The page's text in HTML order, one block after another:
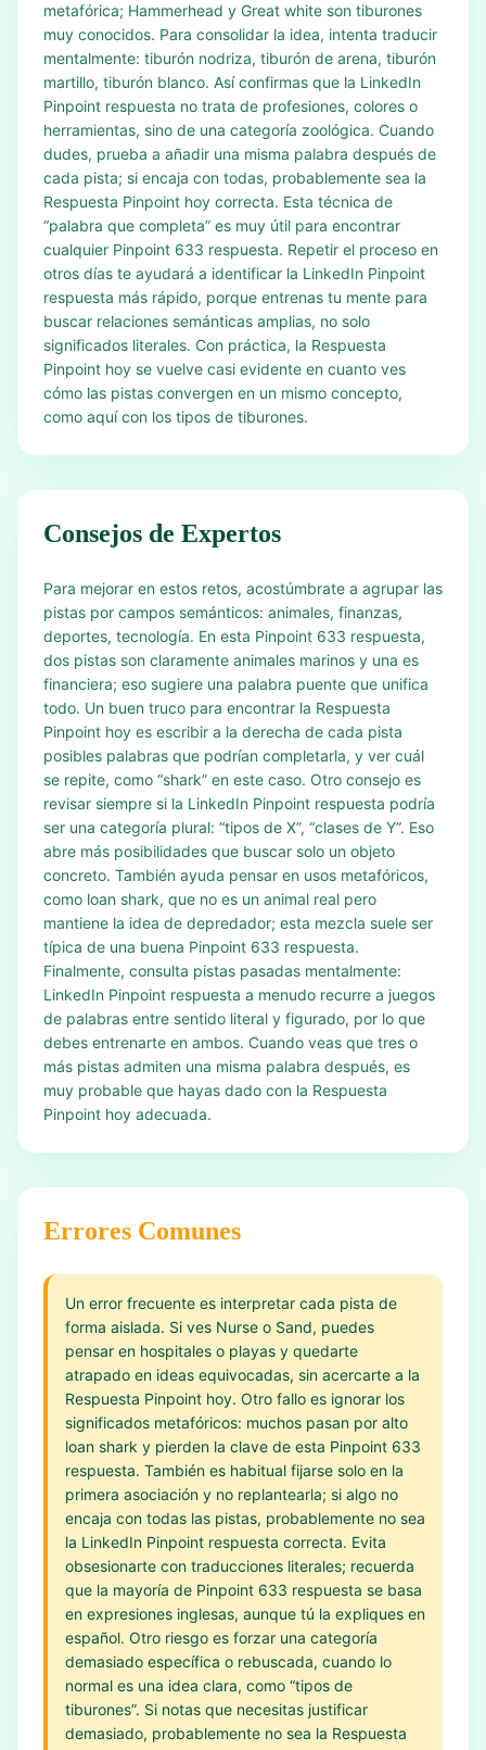
metafórica; Hammerhead y Great white son tiburones
muy conocidos. Para consolidar la idea, intenta traducir
mentalmente: tiburón nodriza, tiburón de arena, tiburón
martillo, tiburón blanco. Así confirmas que la LinkedIn
Pinpoint respuesta no trata de profesiones, colores o
herramientas, sino de una categoría zoológica. Cuando
dudes, prueba a añadir una misma palabra después de
cada pista; si encaja con todas, probablemente sea la
Respuesta Pinpoint hoy correcta. Esta técnica de
“palabra que completa” es muy útil para encontrar
cualquier Pinpoint 633 respuesta. Repetir el proceso en
otros días te ayudará a identificar la LinkedIn Pinpoint
respuesta más rápido, porque entrenas tu mente para
buscar relaciones semánticas amplias, no solo
significados literales. Con práctica, la Respuesta
Pinpoint hoy se vuelve casi evidente en cuanto ves
cómo las pistas convergen en un mismo concepto,
como aquí con los tipos de tiburones.
Consejos de Expertos
Para mejorar en estos retos, acostúmbrate a agrupar las
pistas por campos semánticos: animales, finanzas,
deportes, tecnología. En esta Pinpoint 633 respuesta,
dos pistas son claramente animales marinos y una es
financiera; eso sugiere una palabra puente que unifica
todo. Un buen truco para encontrar la Respuesta
Pinpoint hoy es escribir a la derecha de cada pista
posibles palabras que podrían completarla, y ver cuál
se repite, como “shark” en este caso. Otro consejo es
revisar siempre si la LinkedIn Pinpoint respuesta podría
ser una categoría plural: “tipos de X”, “clases de Y”. Eso
abre más posibilidades que buscar solo un objeto
concreto. También ayuda pensar en usos metafóricos,
como loan shark, que no es un animal real pero
mantiene la idea de depredador; esta mezcla suele ser
típica de una buena Pinpoint 633 respuesta.
Finalmente, consulta pistas pasadas mentalmente:
LinkedIn Pinpoint respuesta a menudo recurre a juegos
de palabras entre sentido literal y figurado, por lo que
debes entrenarte en ambos. Cuando veas que tres o
más pistas admiten una misma palabra después, es
muy probable que hayas dado con la Respuesta
Pinpoint hoy adecuada.
Errores Comunes
Un error frecuente es interpretar cada pista de
forma aislada. Si ves Nurse o Sand, puedes
pensar en hospitales o playas y quedarte
atrapado en ideas equivocadas, sin acercarte a la
Respuesta Pinpoint hoy. Otro fallo es ignorar los
significados metafóricos: muchos pasan por alto
loan shark y pierden la clave de esta Pinpoint 633
respuesta. También es habitual fijarse solo en la
primera asociación y no replantearla; si algo no
encaja con todas las pistas, probablemente no sea
la LinkedIn Pinpoint respuesta correcta. Evita
obsesionarte con traducciones literales; recuerda
que la mayoría de Pinpoint 633 respuesta se basa
en expresiones inglesas, aunque tú la expliques en
español. Otro riesgo es forzar una categoría
demasiado específica o rebuscada, cuando lo
normal es una idea clara, como “tipos de
tiburones”. Si notas que necesitas justificar
demasiado, probablemente no sea la Respuesta